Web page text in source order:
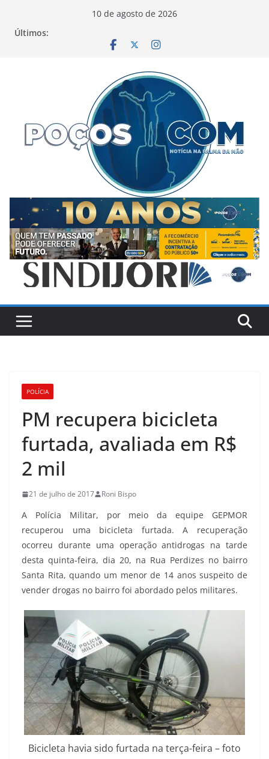
10 de agosto de 2026
Últimos:
POLÍCIA
PM recupera bicicleta
furtada, avaliada em R$
2 mil
21 de julho de 2017 Roni Bispo
A Polícia Militar, por meio da equipe GEPMOR
recuperou uma bicicleta furtada. A recuperação
ocorreu durante uma operação antidrogas na tarde
desta quinta-feira, dia 20, na Rua Perdizes no bairro
Santa Rita, quando um menor de 14 anos suspeito de
vender drogas no bairro foi abordado pelos militares.
Bicicleta havia sido furtada na terça-feira – foto